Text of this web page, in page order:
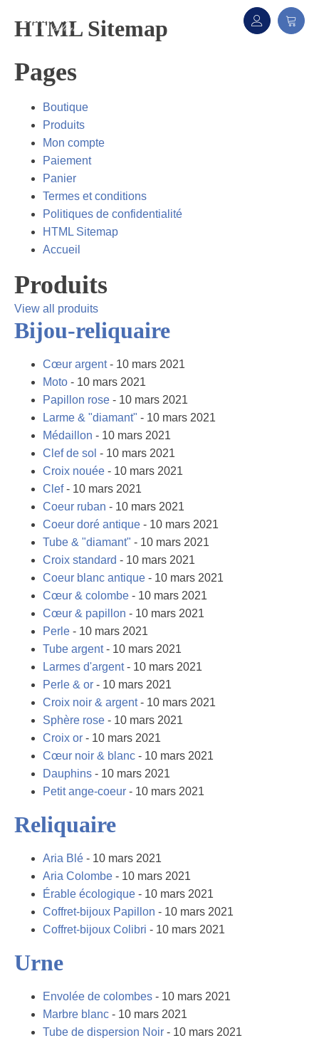
HTML Sitemap
Pages
Boutique
Produits
Mon compte
Paiement
Panier
Termes et conditions
Politiques de confidentialité
HTML Sitemap
Accueil
Produits
View all produits
Bijou-reliquaire
Cœur argent- 10 mars 2021
Moto - 10 mars 2021
Papillon rose - 10 mars 2021
Larme & "diamant" - 10 mars 2021
Médaillon - 10 mars 2021
Clef de sol - 10 mars 2021
Croix nouée - 10 mars 2021
Clef- 10 mars 2021
Coeur ruban - 10 mars 2021
Coeur doré antique - 10 mars 2021
Tube & "diamant" - 10 mars 2021
Croix standard - 10 mars 2021
Coeur blanc antique - 10 mars 2021
Cœur & colombe - 10 mars 2021
Cœur & papillon - 10 mars 2021
Perle - 10 mars 2021
Tube argent- 10 mars 2021
Larmes d'argent- 10 mars 2021
Perle & or - 10 mars 2021
Croix noir & argent- 10 mars 2021
Sphère rose - 10 mars 2021
Croix or - 10 mars 2021
Cœur noir & blanc - 10 mars 2021
Dauphins - 10 mars 2021
Petit ange-coeur - 10 mars 2021
Reliquaire
Aria Blé - 10 mars 2021
Aria Colombe - 10 mars 2021
Érable écologique - 10 mars 2021
Coffret-bijoux Papillon - 10 mars 2021
Coffret-bijoux Colibri - 10 mars 2021
Urne
Envolée de colombes - 10 mars 2021
Marbre blanc - 10 mars 2021
Tube de dispersion Noir - 10 mars 2021